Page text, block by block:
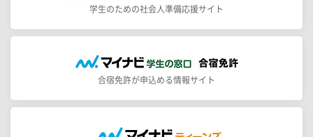
学生のための社会人準備応援サイト
合宿免許が申込める情報サイト